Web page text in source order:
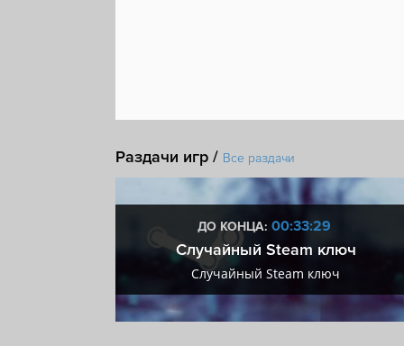
Раздачи игр / Все раздачи
ДО КОНЦА: 00:33:28
Случайный Steam ключ
Случайный Steam ключ